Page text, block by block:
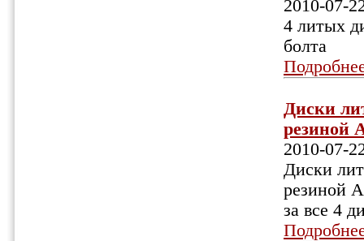
2010-07-
4 литых
болта
Диски
резиной
2010-07-
Диски
резиной
за все 4